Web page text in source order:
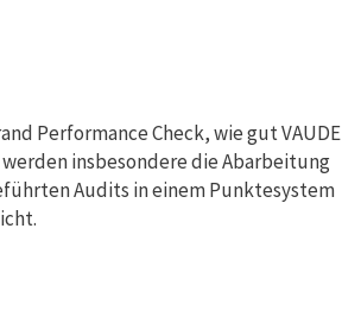
Performance Check, wie gut VAUDE
insbesondere die Abarbeitung
Audits in einem Punktesystem